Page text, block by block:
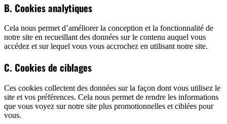
B. Cookies analytiques
Cela nous permet d’améliorer la conception et la fonctionnalité de
notre site en recueillant des données sur le contenu auquel vous
accédez et sur lequel vous vous accrochez en utilisant notre site.
C. Cookies de ciblages
Ces cookies collectent des données sur la façon dont vous utilisez le
site et vos préférences. Cela nous permet de rendre les informations
que vous voyez sur notre site plus promotionnelles et ciblées pour
vous.